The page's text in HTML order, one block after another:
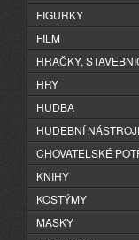
FIGURKY
FILM
HRAČKY,
HRY
HUDBA
HUDEBNÍ
CHOVATELSKÉ
KNIHY
KOSTÝMY
MASKY